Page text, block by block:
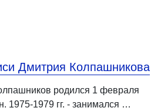
Дмитрия Колпашникова
родился 1 февраля
1975-1979 гг. - занимался …